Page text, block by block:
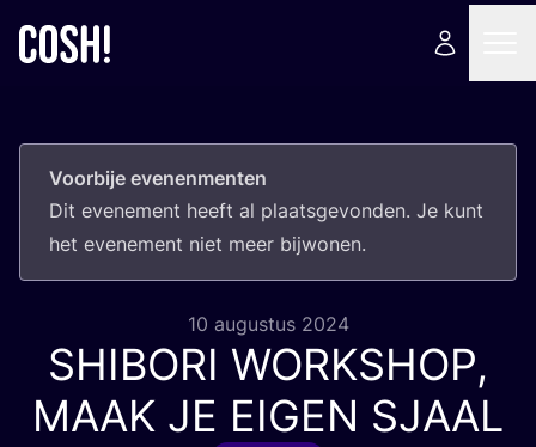
Voorbije evenenmenten
Dit eve­ne­ment heeft al plaats­ge­von­den. Je kunt
het eve­ne­ment niet meer bijwonen.
10 augustus 2024
SHIBORI WORKSHOP,
MAAK JE EIGEN SJAAL